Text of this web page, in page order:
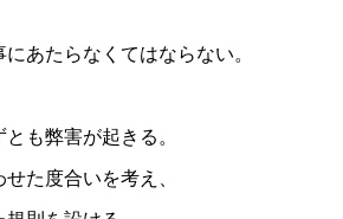
あたらなくてはならない。
も弊害が起きる。
た度合いを考え、